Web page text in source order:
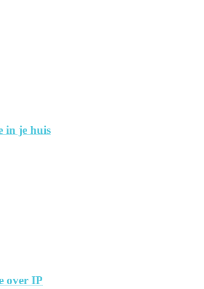
in je huis
over IP